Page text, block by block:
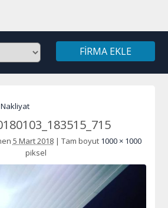
FIRMA EKLE
5 Mart 2018 | Tam boyut 1000 × 1000
piksel